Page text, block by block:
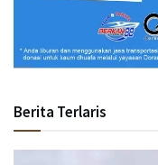
Berita Terlaris